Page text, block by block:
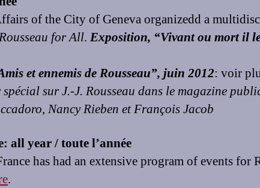
of the City of Geneva organizedd a
for All. Exposition, “Vivant ou mort il
et ennemis de Rousseau”, juin 2012: voir
spécial sur J.-J. Rousseau dans le magazine
Nancy Rieben et François Jacob
all year / toute l’année
has had an extensive program of events
.